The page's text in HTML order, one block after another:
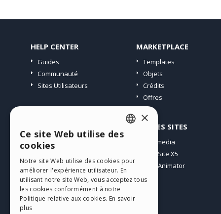
HELP CENTER
Guides
Communauté
Sites Utilisateurs
MARKETPLACE
Templates
Objets
Crédits
Offres
Mes Messages
Télécharger
Espace Web
Mes Crédits
AUTRES SITES
Incomedia
WebSite X5
WebAnimator
ENGLISH
GERMAN
SPANISH
×
Ce site Web utilise des
cookies
Notre site Web utilise des cookies pour
améliorer l'expérience utilisateur. En
utilisant notre site Web, vous acceptez tous
les cookies conformément à notre
Politique relative aux cookies. En savoir
plus